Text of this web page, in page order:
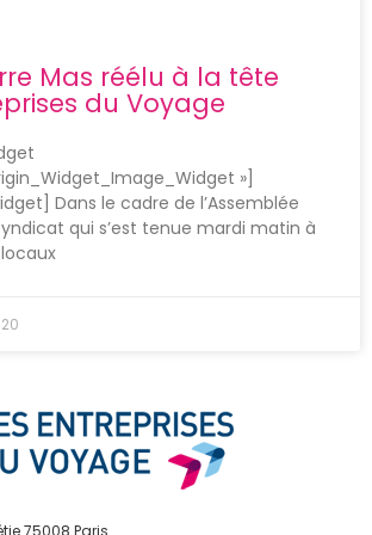
Mas réélu à la tête
du Voyage
»]
Dans le cadre de l’Assemblée
qui s’est tenue mardi matin à
75008 Paris